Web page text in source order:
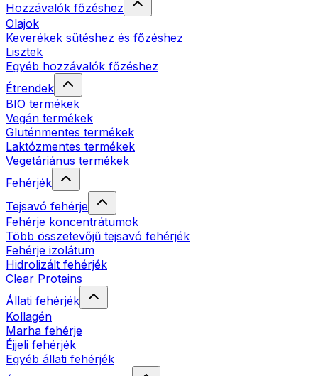
Hozzávalók főzéshez
Olajok
Keverékek sütéshez és főzéshez
Lisztek
Egyéb hozzávalók főzéshez
Étrendek
BIO termékek
Vegán termékek
Gluténmentes termékek
Laktózmentes termékek
Vegetáriánus termékek
Fehérjék
Tejsavó fehérje
Fehérje koncentrátumok
Több összetevőjű tejsavó fehérjék
Fehérje izolátum
Hidrolizált fehérjék
Clear Proteins
Állati fehérjék
Kollagén
Marha fehérje
Éjjeli fehérjék
Egyéb állati fehérjék